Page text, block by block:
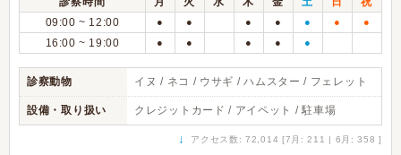
09:00 ~ 12:00
● ● ● ● ● ● ●
16:00 ~ 19:00 ● ● ● ● ●
診察動物 イヌ / ネコ / ウサギ / ハムスター / フェレット
設備・取り扱い クレジットカード / アイペット / 駐車場
↓ アクセス数: 72,014 [7月: 211 | 6月: 358 ]